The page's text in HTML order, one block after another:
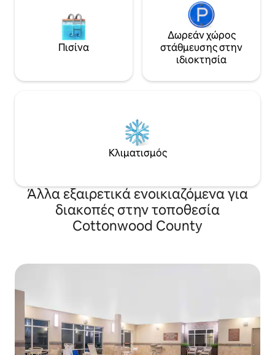
Πισίνα
Δωρεάν χώρος
στάθμευσης στην
ιδιοκτησία
Κλιματισμός
Άλλα εξαιρετικά ενοικιαζόμενα για
διακοπές στην τοποθεσία
Cottonwood County